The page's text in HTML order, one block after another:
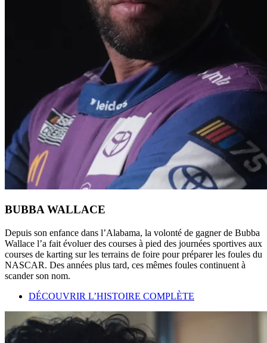
BUBBA WALLACE
Depuis son enfance dans l’Alabama, la volonté de gagner de Bubba
Wallace l’a fait évoluer des courses à pied des journées sportives aux
courses de karting sur les terrains de foire pour préparer les foules du
NASCAR. Des années plus tard, ces mêmes foules continuent à
scander son nom.
DÉCOUVRIR L’HISTOIRE COMPLÈTE